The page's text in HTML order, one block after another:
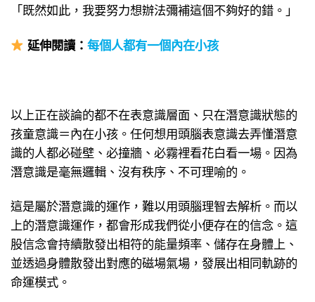
「既然如此，我要努力想辦法彌補這個不夠好的錯。」
延伸閱讀： 每個人都有一個內在小孩
以上正在談論的都不在表意識層面、只在潛意識狀態的
孩童意識＝內在小孩。任何想用頭腦表意識去弄懂潛意
識的人都必碰壁、必撞牆、必霧裡看花白看一場。因為
潛意識是毫無邏輯、沒有秩序、不可理喻的。
這是屬於潛意識的運作，難以用頭腦理智去解析。而以
上的潛意識運作，都會形成我們從小便存在的信念。這
股信念會持續散發出相符的能量頻率、儲存在身體上、
並透過身體散發出對應的磁場氣場，發展出相同軌跡的
命運模式。